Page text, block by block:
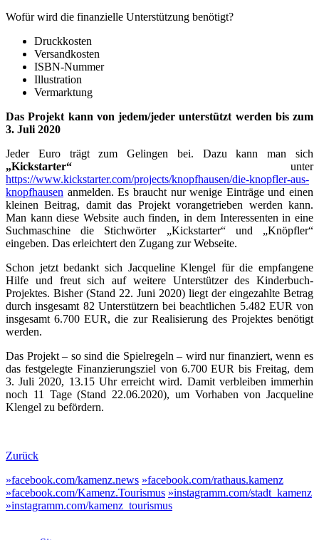
Wofür wird die finanzielle Unterstützung benötigt?
Druckkosten
Versandkosten
ISBN-Nummer
Illustration
Vermarktung
Das Projekt kann von jedem/jeder unterstützt werden bis zum
3. Juli 2020
Jeder Euro trägt zum Gelingen bei. Dazu kann man sich
„Kickstarter“ unter
https://www.kickstarter.com/projects/knopfhausen/die-knopfler-aus-
knopfhausen anmelden. Es braucht nur wenige Einträge und einen
kleinen Beitrag, damit das Projekt vorangetrieben werden kann.
Man kann diese Website auch finden, in dem Interessenten in eine
Suchmaschine die Stichwörter „Kickstarter“ und „Knöpfler“
eingeben. Das erleichtert den Zugang zur Webseite.
Schon jetzt bedankt sich Jacqueline Klengel für die empfangene
Hilfe und freut sich auf weitere Unterstützer des Kinderbuch-
Projektes. Bisher (Stand 22. Juni 2020) liegt der eingezahlte Betrag
durch insgesamt 82 Unterstützern bei beachtlichen 5.482 EUR von
insgesamt 6.700 EUR, die zur Realisierung des Projektes benötigt
werden.
Das Projekt – so sind die Spielregeln – wird nur finanziert, wenn es
das festgelegte Finanzierungsziel von 6.700 EUR bis Freitag, dem
3. Juli 2020, 13.15 Uhr erreicht wird. Damit verbleiben immerhin
noch 11 Tage (Stand 22.06.2020), um Vorhaben von Jacqueline
Klengel zu befördern.
Zurück
»facebook.com/kamenz.news »facebook.com/rathaus.kamenz
»facebook.com/Kamenz.Tourismus »instagramm.com/stadt_kamenz
»instagramm.com/kamenz_tourismus